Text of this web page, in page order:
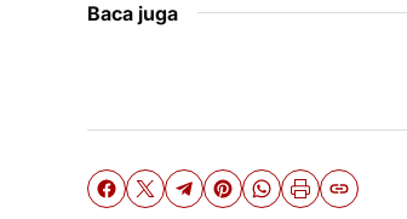
Baca juga